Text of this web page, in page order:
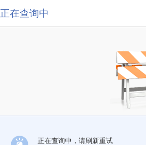
正在查询中
正在查询中，请刷新重试